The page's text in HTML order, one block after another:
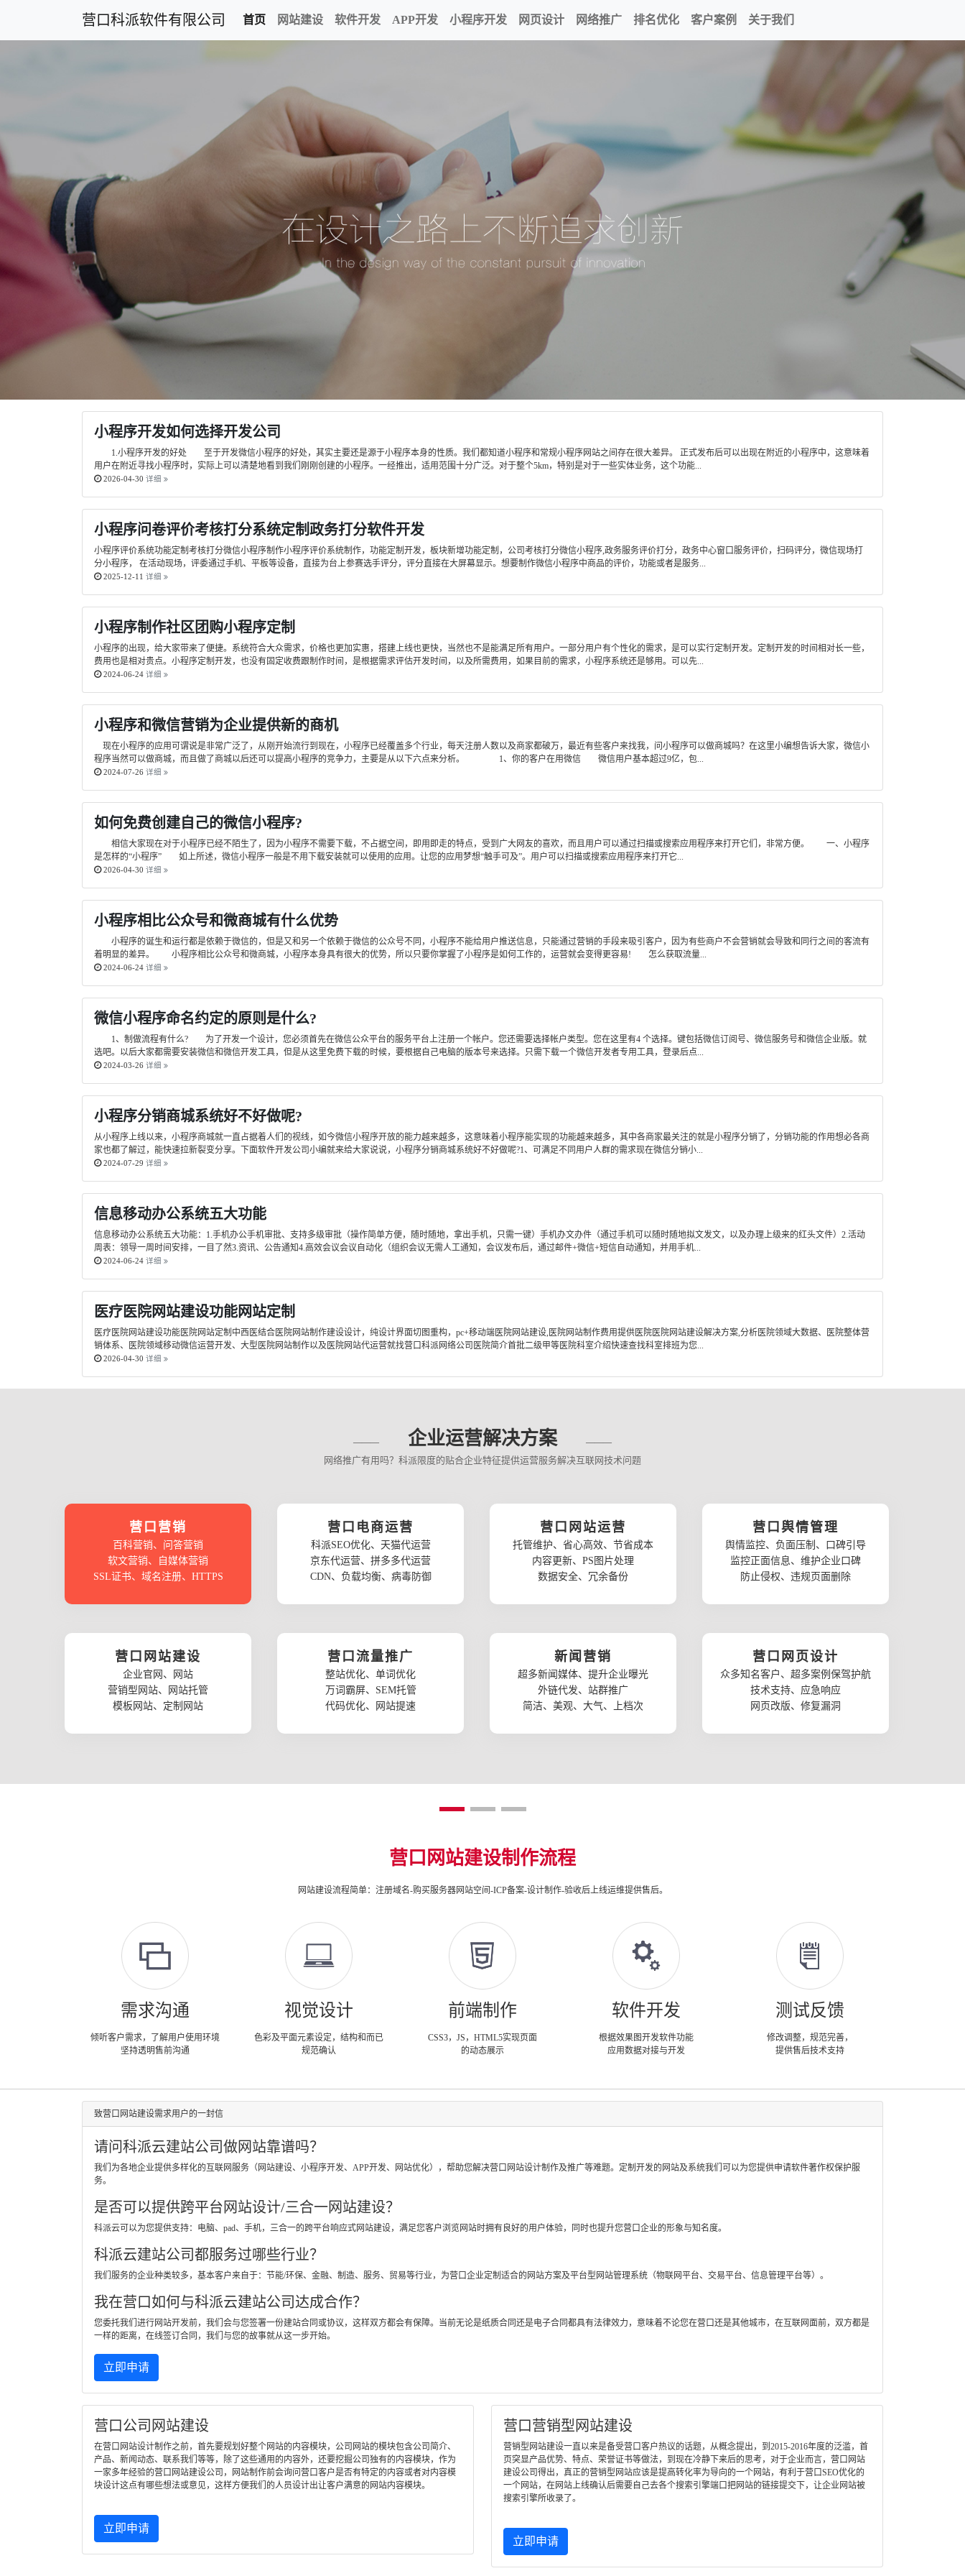
营口科派软件有限公司 首页 网站建设 软件开发 APP开发 小程序开发 网页设计 网络推广 排名优化 客户案例 关于我们
小程序开发如何选择开发公司
1.小程序开发的好处 至于开发微信小程序的好处，其实主要还是源于小程序本身的性质。我们都知道小程序和常规小程序网站之间存在很大差异。 正式发布后可以出现在附近的小程序中，这意味着
用户在附近寻找小程序时，实际上可以清楚地看到我们刚刚创建的小程序。一经推出，适用范围十分广泛。对于整个5km，特别是对于一些实体业务，这个功能...
2026-04-30 详细
小程序问卷评价考核打分系统定制政务打分软件开发
小程序评价系统功能定制考核打分微信小程序制作小程序评价系统制作，功能定制开发，板块新增功能定制，公司考核打分微信小程序,政务服务评价打分，政务中心窗口服务评价，扫码评分，微信现场打
分小程序， 在活动现场，评委通过手机、平板等设备，直接为台上参赛选手评分，评分直接在大屏幕显示。想要制作微信小程序中商品的评价，功能或者是服务...
2025-12-11 详细
小程序制作社区团购小程序定制
小程序的出现，给大家带来了便捷。系统符合大众需求，价格也更加实惠，搭建上线也更快，当然也不是能满足所有用户。一部分用户有个性化的需求，是可以实行定制开发。定制开发的时间相对长一些，
费用也是相对贵点。小程序定制开发，也没有固定收费跟制作时间，是根据需求评估开发时间，以及所需费用，如果目前的需求，小程序系统还是够用。可以先...
2024-06-24 详细
小程序和微信营销为企业提供新的商机
现在小程序的应用可谓说是非常广泛了，从刚开始流行到现在，小程序已经覆盖多个行业，每天注册人数以及商家都破万，最近有些客户来找我，问小程序可以做商城吗？在这里小编想告诉大家，微信小
程序当然可以做商城，而且做了商城以后还可以提高小程序的竞争力，主要是从以下六点来分析。 1、你的客户在用微信 微信用户基本超过9亿，包...
2024-07-26 详细
如何免费创建自己的微信小程序?
相信大家现在对于小程序已经不陌生了，因为小程序不需要下载，不占据空间，即用即走的特点，受到广大网友的喜欢，而且用户可以通过扫描或搜索应用程序来打开它们，非常方便。 一、小程序
是怎样的“小程序” 如上所述，微信小程序一般是不用下载安装就可以使用的应用。让您的应用梦想“触手可及”。用户可以扫描或搜索应用程序来打开它...
2026-04-30 详细
小程序相比公众号和微商城有什么优势
小程序的诞生和运行都是依赖于微信的，但是又和另一个依赖于微信的公众号不同，小程序不能给用户推送信息，只能通过营销的手段来吸引客户，因为有些商户不会营销就会导致和同行之间的客流有
着明显的差异。 小程序相比公众号和微商城，小程序本身具有很大的优势，所以只要你掌握了小程序是如何工作的，运营就会变得更容易! 怎么获取流量...
2024-06-24 详细
微信小程序命名约定的原则是什么?
1、制做流程有什么? 为了开发一个设计，您必须首先在微信公众平台的服务平台上注册一个帐户。您还需要选择帐户类型。您在这里有4 个选择。键包括微信订阅号、微信服务号和微信企业版。就
选吧。以后大家都需要安装微信和微信开发工具，但是从这里免费下载的时候，要根据自己电脑的版本号来选择。只需下载一个微信开发者专用工具，登录后点...
2024-03-26 详细
小程序分销商城系统好不好做呢?
从小程序上线以来，小程序商城就一直占据着人们的视线，如今微信小程序开放的能力越来越多，这意味着小程序能实现的功能越来越多，其中各商家最关注的就是小程序分销了，分销功能的作用想必各商
家也都了解过，能快速拉新裂变分享。下面软件开发公司小编就来给大家说说，小程序分销商城系统好不好做呢?1、可满足不同用户人群的需求现在微信分销小...
2024-07-29 详细
信息移动办公系统五大功能
信息移动办公系统五大功能：1.手机办公手机审批、支持多级审批（操作简单方便，随时随地，拿出手机，只需一键）手机办文办件（通过手机可以随时随地拟文发文，以及办理上级来的红头文件）2.活动
周表：领导一周时间安排，一目了然3.资讯、公告通知4.高效会议会议自动化（组织会议无需人工通知，会议发布后，通过邮件+微信+短信自动通知，并用手机...
2024-06-24 详细
医疗医院网站建设功能网站定制
医疗医院网站建设功能医院网站定制中西医结合医院网站制作建设设计，纯设计界面切图重构，pc+移动端医院网站建设,医院网站制作费用提供医院医院网站建设解决方案,分析医院领域大数据、医院整体营
销体系、医院领域移动微信运营开发、大型医院网站制作以及医院网站代运营就找营口科派网络公司医院简介首批二级甲等医院科室介绍快速查找科室排班为您...
2026-04-30 详细
企业运营解决方案
网络推广有用吗？科派限度的贴合企业特征提供运营服务解决互联网技术问题
营口营销
百科营销、问答营销
软文营销、自媒体营销
SSL证书、域名注册、HTTPS
营口电商运营
科派SEO优化、天猫代运营
京东代运营、拼多多代运营
CDN、负载均衡、病毒防御
营口网站运营
托管维护、省心高效、节省成本
内容更新、PS图片处理
数据安全、冗余备份
营口舆情管理
舆情监控、负面压制、口碑引导
监控正面信息、维护企业口碑
防止侵权、违规页面删除
营口网站建设
企业官网、网站
营销型网站、网站托管
模板网站、定制网站
营口流量推广
整站优化、单词优化
万词霸屏、SEM托管
代码优化、网站提速
新闻营销
超多新闻媒体、提升企业曝光
外链代发、站群推广
简洁、美观、大气、上档次
营口网页设计
众多知名客户、超多案例保驾护航
技术支持、应急响应
网页改版、修复漏洞
营口网站建设制作流程
网站建设流程简单：注册域名-购买服务器网站空间-ICP备案-设计制作-验收后上线运维提供售后。
需求沟通
倾听客户需求，了解用户使用环境
坚持透明售前沟通
视觉设计
色彩及平面元素设定，结构和而已
规范确认
前端制作
CSS3，JS，HTML5实现页面
的动态展示
软件开发
根据效果图开发软件功能
应用数据对接与开发
测试反馈
修改调整，规范完善，
提供售后技术支持
致营口网站建设需求用户的一封信
请问科派云建站公司做网站靠谱吗？
我们为各地企业提供多样化的互联网服务（网站建设、小程序开发、APP开发、网站优化），帮助您解决营口网站设计制作及推广等难题。定制开发的网站及系统我们可以为您提供申请软件著作权保护服
务。
是否可以提供跨平台网站设计/三合一网站建设？
科派云可以为您提供支持：电脑、pad、手机，三合一的跨平台响应式网站建设，满足您客户浏览网站时拥有良好的用户体验，同时也提升您营口企业的形象与知名度。
科派云建站公司都服务过哪些行业？
我们服务的企业种类较多，基本客户来自于：节能/环保、金融、制造、服务、贸易等行业，为营口企业定制适合的网站方案及平台型网站管理系统（物联网平台、交易平台、信息管理平台等）。
我在营口如何与科派云建站公司达成合作？
您委托我们进行网站开发前，我们会与您签署一份建站合同或协议，这样双方都会有保障。当前无论是纸质合同还是电子合同都具有法律效力，意味着不论您在营口还是其他城市，在互联网面前，双方都是
一样的距离，在线签订合同，我们与您的故事就从这一步开始。
立即申请
营口公司网站建设
在营口网站设计制作之前，首先要规划好整个网站的内容模块，公司网站的模块包含公司简介、
产品、新闻动态、联系我们等等，除了这些通用的内容外，还要挖掘公司独有的内容模块，作为
一家多年经验的营口网站建设公司，网站制作前会询问营口客户是否有特定的内容或者对内容模
块设计这点有哪些想法或意见，这样方便我们的人员设计出让客户满意的网站内容模块。
立即申请
营口营销型网站建设
营销型网站建设一直以来是备受营口客户热议的话题，从概念提出，到2015-2016年度的泛滥，首
页突显产品优势、特点、荣誉证书等做法，到现在冷静下来后的思考，对于企业而言，营口网站
建设公司得出，真正的营销型网站应该是提高转化率为导向的一个网站，有利于营口SEO优化的
一个网站，在网站上线确认后需要自己去各个搜索引擎端口把网站的链接提交下，让企业网站被
搜索引擎所收录了。
立即申请